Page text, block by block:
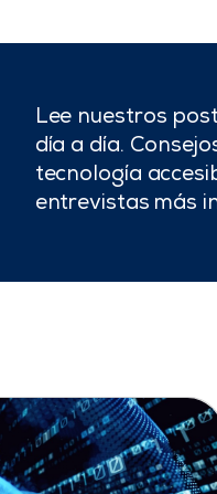
Lee nuestros
día a día.
tecnología
entrevistas más